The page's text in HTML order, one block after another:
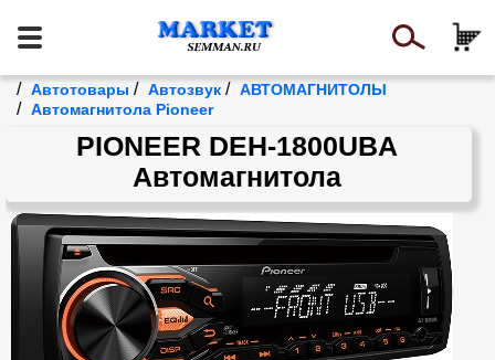
/ Автотовары / Автозвук / АВТОМАГНИТОЛЫ
/ Автомагнитола Pioneer
PIONEER DEH-1800UBA
Автомагнитола